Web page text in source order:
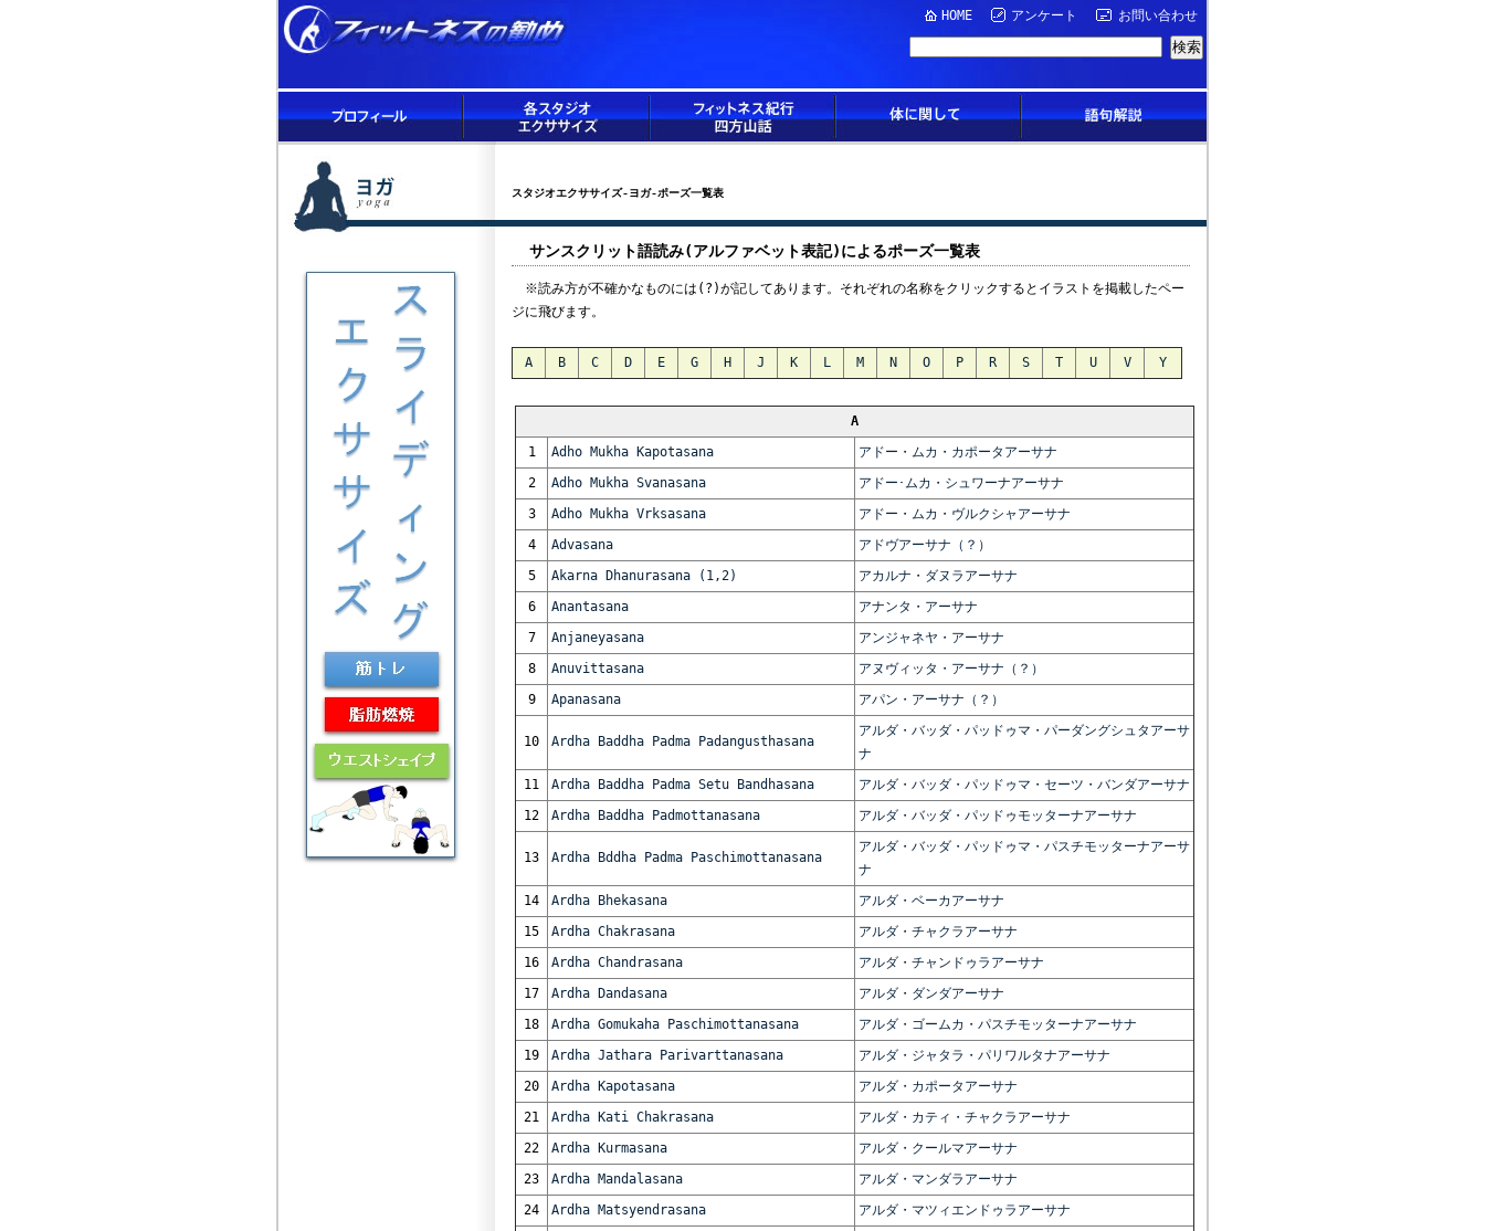
HOME アンケート お問い合わせ
スタジオエクササイズ-ヨガ-ポーズ一覧表
サンスクリット語読み(アルファベット表記)によるポーズ一覧表
※読み方が不確かなものには(?)が記してあります。それぞれの名称をクリックするとイラストを掲載したペー
ジに飛びます。
A B C D E G H J K L M N O P R S T U V Y
A
1
Adho Mukha Kapotasana
アドー・ムカ・カポータアーサナ
2
Adho Mukha Svanasana
アドー･ムカ・シュワーナアーサナ
3
Adho Mukha Vrksasana
アドー・ムカ・ヴルクシャアーサナ
4
Advasana
アドヴアーサナ（？）
5
Akarna Dhanurasana (1,2)
アカルナ・ダヌラアーサナ
6
Anantasana
アナンタ・アーサナ
7
Anjaneyasana
アンジャネヤ・アーサナ
8
Anuvittasana
アヌヴィッタ・アーサナ（？）
9
Apanasana アパン・アーサナ（？）
10 Ardha Baddha Padma Padangusthasana
アルダ・バッダ・パッドゥマ・パーダングシュタアーサ
ナ
11
Ardha Baddha Padma Setu Bandhasana
アルダ・バッダ・パッドゥマ・セーツ・バンダアーサナ
12
Ardha Baddha Padmottanasana アルダ・バッダ・パッドゥモッターナアーサナ
13 Ardha Bddha Padma Paschimottanasana
アルダ・バッダ・パッドゥマ・パスチモッターナアーサ
ナ
14
Ardha Bhekasana
アルダ・ベーカアーサナ
15
Ardha Chakrasana
アルダ・チャクラアーサナ
16
Ardha Chandrasana
アルダ・チャンドゥラアーサナ
17
Ardha Dandasana
アルダ・ダンダアーサナ
18
Ardha Gomukaha Paschimottanasana
アルダ・ゴームカ・パスチモッターナアーサナ
19
Ardha Jathara Parivarttanasana
アルダ・ジャタラ・パリワルタナアーサナ
20
Ardha Kapotasana
アルダ・カポータアーサナ
21
Ardha Kati Chakrasana
アルダ・カティ・チャクラアーサナ
22
Ardha Kurmasana
アルダ・クールマアーサナ
23
Ardha Mandalasana
アルダ・マンダラアーサナ
24
Ardha Matsyendrasana アルダ・マツィエンドゥラアーサナ